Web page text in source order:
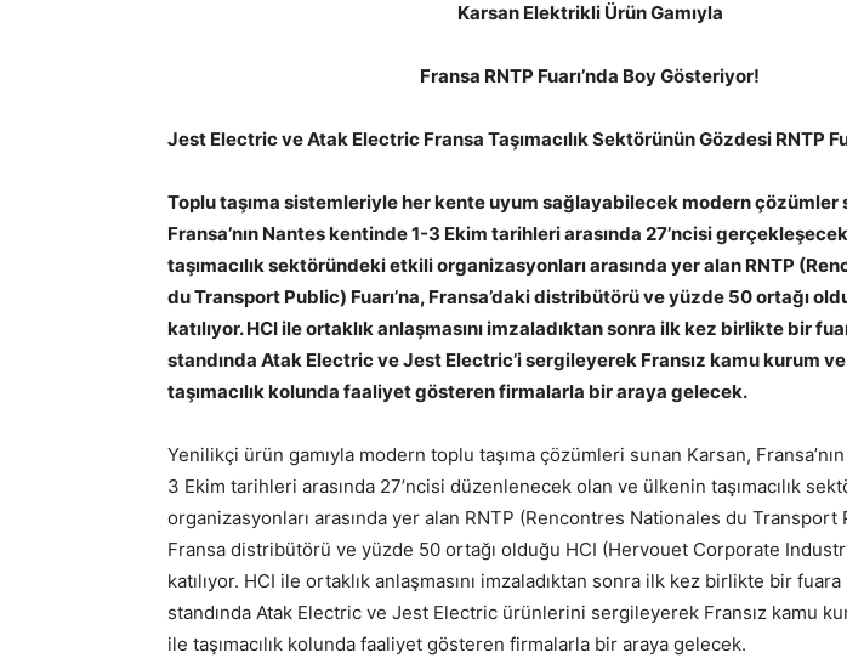
Karsan Elektrikli Ürün Gamıyla
Fransa RNTP Fuarı’nda Boy Gösteriyor!
Jest Electric ve Atak Electric Fransa Taşımacılık Sektörünün Gözdesi RNTP
Toplu taşıma sistemleriyle her kente uyum sağlayabilecek modern çözümler
Fransa’nın Nantes kentinde 1-3 Ekim tarihleri arasında 27’ncisi
taşımacılık sektöründeki etkili organizasyonları arasında yer alan RNTP
du Transport Public) Fuarı’na, Fransa’daki distribütörü ve yüzde 50 ortağı
katılıyor. HCI ile ortaklık anlaşmasını imzaladıktan sonra ilk kez birlikte bir
standında Atak Electric ve Jest Electric’i sergileyerek Fransız kamu kurum
taşımacılık kolunda faaliyet gösteren firmalarla bir araya gelecek.
Yenilikçi ürün gamıyla modern toplu taşıma çözümleri sunan Karsan,
3 Ekim tarihleri arasında 27’ncisi düzenlenecek olan ve ülkenin taşımacılık
organizasyonları arasında yer alan RNTP (Rencontres Nationales du Transport
Fransa distribütörü ve yüzde 50 ortağı olduğu HCI (Hervouet Corporate
katılıyor. HCI ile ortaklık anlaşmasını imzaladıktan sonra ilk kez birlikte bir fuara
standında Atak Electric ve Jest Electric ürünlerini sergileyerek Fransız kamu
ile taşımacılık kolunda faaliyet gösteren firmalarla bir araya gelecek.